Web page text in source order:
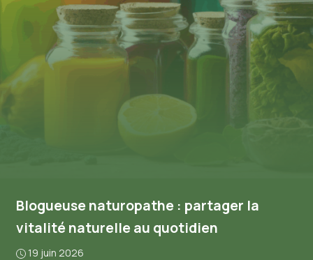
Blogueuse naturopathe : partager la
vitalité naturelle au quotidien
19 juin 2026